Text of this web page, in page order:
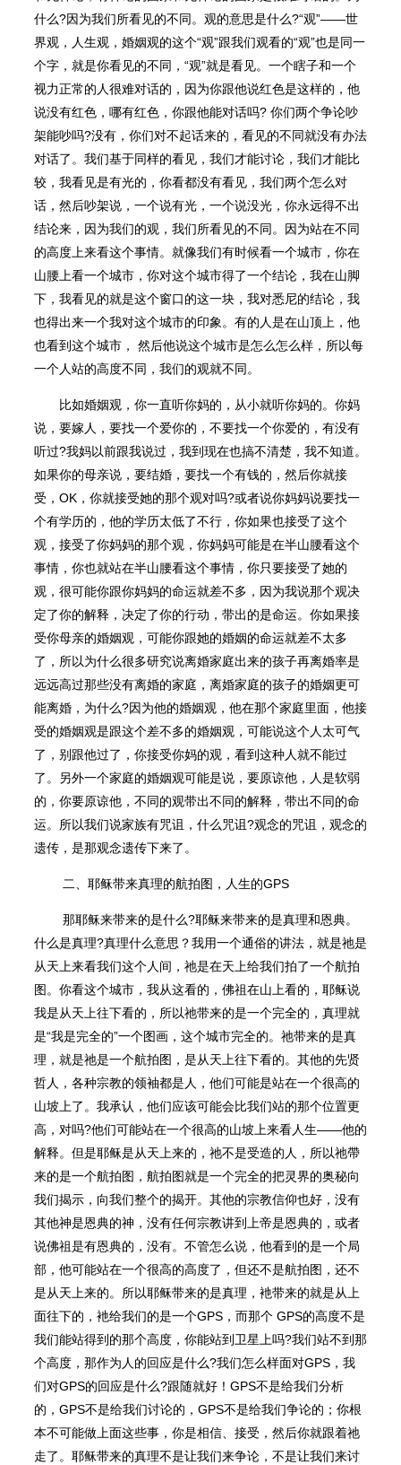
什么?因为我们所看⻅的不同。观的意思是什么?“观”——世
界观，人生观，婚姻观的这个“观”跟我们观看的“观”也是同一
个字，就是你看⻅的不同，“观”就是看⻅。一个瞎子和一个
视力正常的人很难对话的，因为你跟他说红色是这样的，他
说没有红色，哪有红色，你跟他能对话吗? 你们两个争论吵
架能吵吗?没有，你们对不起话来的，看⻅的不同就没有办法
对话了。我们基于同样的看⻅，我们才能讨论，我们才能比
较，我看⻅是有光的，你看都没有看⻅，我们两个怎么对
话，然后吵架说，一个说有光，一个说没光，你永远得不出
结论来，因为我们的观，我们所看⻅的不同。因为站在不同
的高度上来看这个事情。就像我们有时候看一个城市，你在
山腰上看一个城市，你对这个城市得了一个结论，我在山脚
下，我看⻅的就是这个窗口的这一块，我对悉尼的结论，我
也得出来一个我对这个城市的印象。有的人是在山顶上，他
也看到这个城市， 然后他说这个城市是怎么怎么样，所以每
一个人站的高度不同，我们的观就不同。
比如婚姻观，你一直听你妈的，从小就听你妈的。你妈
说，要嫁人，要找一个爱你的，不要找一个你爱的，有没有
听过?我妈以前跟我说过，我到现在也搞不清楚，我不知道。
如果你的母亲说，要结婚，要找一个有钱的，然后你就接
受，OK，你就接受她的那个观对吗?或者说你妈妈说要找一
个有学历的，他的学历太低了不行，你如果也接受了这个
观，接受了你妈妈的那个观，你妈妈可能是在半山腰看这个
事情，你也就站在半山腰看这个事情，你只要接受了她的
观，很可能你跟你妈妈的命运就差不多，因为我说那个观决
定了你的解释，决定了你的行动，带出的是命运。你如果接
受你母亲的婚姻观，可能你跟她的婚姻的命运就差不太多
了，所以为什么很多研究说离婚家庭出来的孩子再离婚率是
远远高过那些没有离婚的家庭，离婚家庭的孩子的婚姻更可
能离婚，为什么?因为他的婚姻观，他在那个家庭里面，他接
受的婚姻观是跟这个差不多的婚姻观，可能说这个人太可气
了，别跟他过了，你接受你妈的观，看到这种人就不能过
了。另外一个家庭的婚姻观可能是说，要原谅他，人是软弱
的，你要原谅他，不同的观带出不同的解释，带出不同的命
运。所以我们说家族有咒诅，什么咒诅?观念的咒诅，观念的
遗传，是那观念遗传下来了。
二、耶稣带来真理的航拍图，人生的GPS
那耶稣来带来的是什么?耶稣来带来的是真理和恩典。
什么是真理?真理什么意思？我用一个通俗的讲法，就是祂是
从天上来看我们这个人间，祂是在天上给我们拍了一个航拍
图。你看这个城市，我从这看的，佛祖在山上看的，耶稣说
我是从天上往下看的，所以祂带来的是一个完全的，真理就
是“我是完全的”一个图画，这个城市完全的。祂带来的是真
理，就是祂是一个航拍图，是从天上往下看的。其他的先贤
哲人，各种宗教的领袖都是人，他们可能是站在一个很高的
山坡上了。我承认，他们应该可能会比我们站的那个位置更
高，对吗?他们可能站在一个很高的山坡上来看人生——他的
解释。但是耶稣是从天上来的，祂不是受造的人，所以祂帶
来的是一个航拍图，航拍图就是一个完全的把灵界的奥秘向
我们揭示，向我们整个的揭开。其他的宗教信仰也好，没有
其他神是恩典的神，没有任何宗教讲到上帝是恩典的，或者
说佛祖是有恩典的，没有。不管怎么说，他看到的是一个局
部，他可能站在一个很高的高度了，但还不是航拍图，还不
是从天上来的。所以耶稣带来的是真理，衪带来的就是从上
面往下的，衪给我们的是一个GPS，而那个 GPS的高度不是
我们能站得到的那个高度，你能站到卫星上吗?我们站不到那
个高度，那作为人的回应是什么?我们怎么样面对GPS，我
们对GPS的回应是什么?跟随就好！GPS不是给我们分析
的，GPS不是给我们讨论的，GPS不是给我们争论的；你根
本不可能做上面这些事，你是相信、接受，然后你就跟着祂
走了。耶稣带来的真理不是让我们来争论，不是让我们来讨